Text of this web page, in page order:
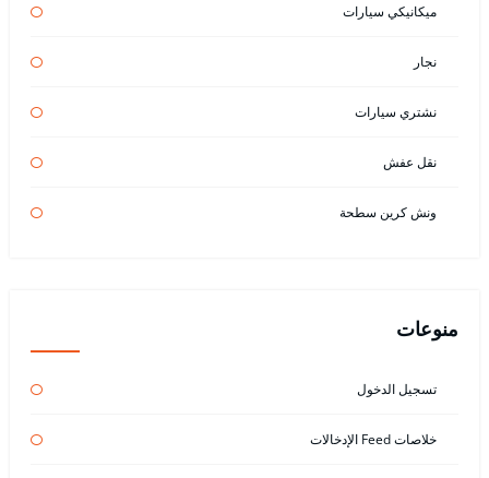
ميكانيكي سيارات
نجار
نشتري سيارات
نقل عفش
ونش كرين سطحة
منوعات
تسجيل الدخول
خلاصات Feed الإدخالات